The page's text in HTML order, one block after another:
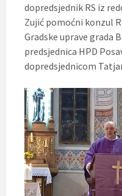
dopredsjednik RS iz
Zujić pomoćni konzul
Gradske uprave grada
predsjednica HPD
dopredsjednicom